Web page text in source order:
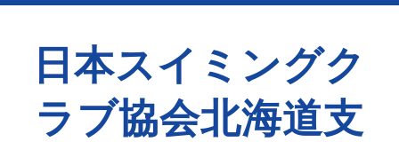
日本スイミングク
ラブ協会北海道支